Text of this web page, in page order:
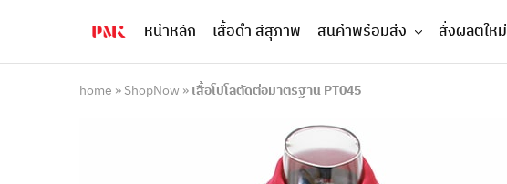
PMK
ผู้
ผลิต
สินค้า
ผู้
เสื้อ
โปโล
ยูนิฟอร์ม
หน้าหลัก เสื้อดำ สีสุภาพ สินค้าพร้อมส่ง สั่งผลิตใหม่
home »ShopNow »เสื้อโปโลตัดต่อมาตรฐาน PT045